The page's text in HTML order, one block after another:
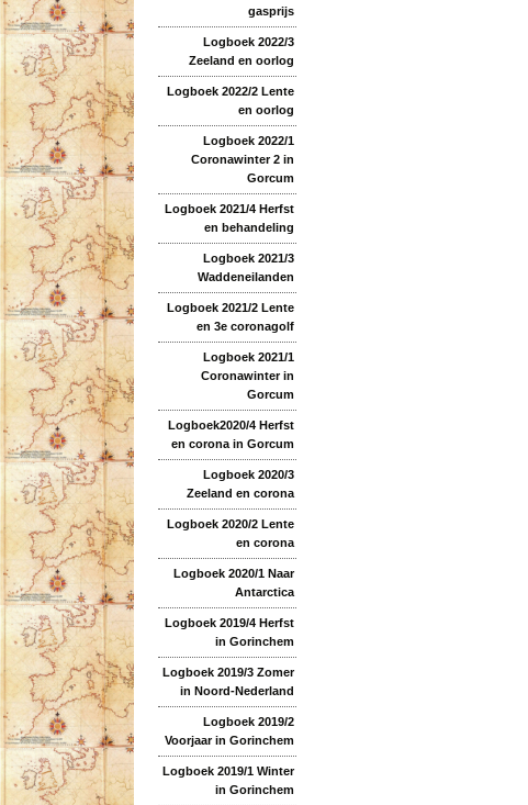
gasprijs
Logboek 2022/3
Zeeland en oorlog
Logboek 2022/2 Lente
en oorlog
Logboek 2022/1
Coronawinter 2 in
Gorcum
Logboek 2021/4 Herfst
en behandeling
Logboek 2021/3
Waddeneilanden
Logboek 2021/2 Lente
en 3e coronagolf
Logboek 2021/1
Coronawinter in
Gorcum
Logboek2020/4 Herfst
en corona in Gorcum
Logboek 2020/3
Zeeland en corona
Logboek 2020/2 Lente
en corona
Logboek 2020/1 Naar
Antarctica
Logboek 2019/4 Herfst
in Gorinchem
Logboek 2019/3 Zomer
in Noord-Nederland
Logboek 2019/2
Voorjaar in Gorinchem
Logboek 2019/1 Winter
in Gorinchem